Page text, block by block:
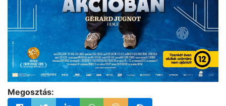
Megosztás: